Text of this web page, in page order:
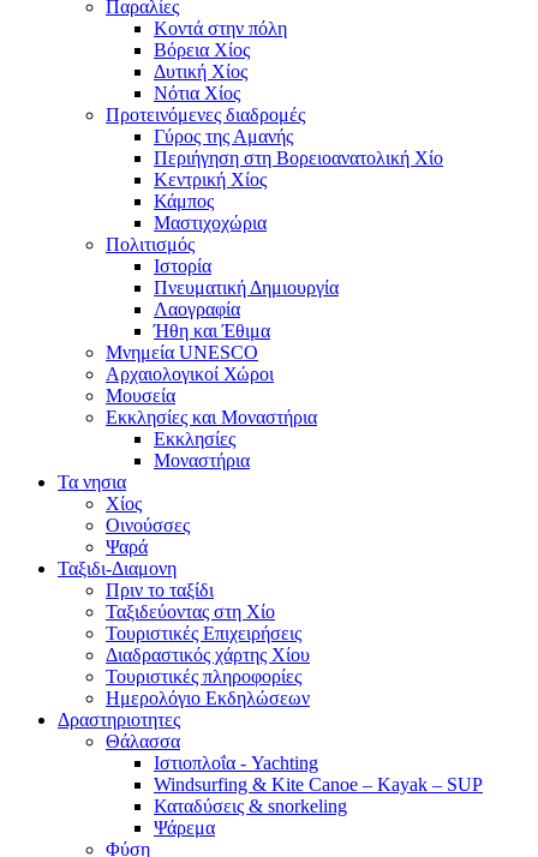
Παραλίες
Κοντά στην πόλη
Βόρεια Χίος
Δυτική Χίος
Νότια Χίος
Προτεινόμενες διαδρομές
Γύρος της Αμανής
Περιήγηση στη Βορειοανατολική Χίο
Κεντρική Χίος
Κάμπος
Μαστιχοχώρια
Πολιτισμός
Ιστορία
Πνευματική Δημιουργία
Λαογραφία
Ήθη και Έθιμα
Μνημεία UNESCO
Αρχαιολογικοί Χώροι
Μουσεία
Εκκλησίες και Μοναστήρια
Εκκλησίες
Μοναστήρια
Τα νησια
Χίος
Οινούσσες
Ψαρά
Ταξιδι-Διαμονη
Πριν το ταξίδι
Ταξιδεύοντας στη Χίο
Τουριστικές Επιχειρήσεις
Διαδραστικός χάρτης Χίου
Τουριστικές πληροφορίες
Ημερολόγιο Εκδηλώσεων
Δραστηριοτητες
Θάλασσα
Ιστιοπλοΐα - Yachting
Windsurfing & Kite Canoe – Kayak – SUP
Καταδύσεις & snorkeling
Ψάρεμα
Φύση